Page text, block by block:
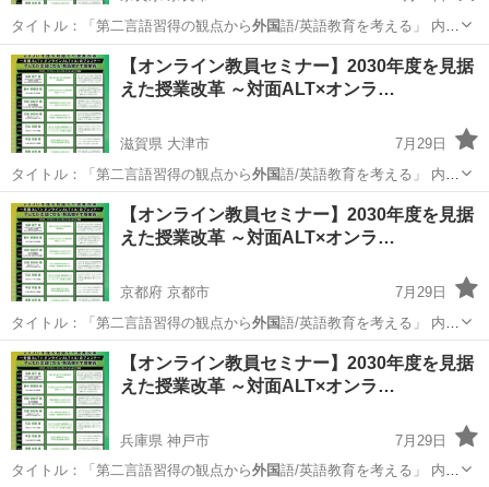
タイトル：「第二言語習得の観点から外国語/英語教育を考える」 内
容：203…
奈良 奈良市 セミナー
【オンライン教員セミナー】2030年度を見据
えた授業改革 ～対面ALT×オンラ…
滋賀県 大津市
7月29日
タイトル：「第二言語習得の観点から外国語/英語教育を考える」 内
容：203…
滋賀 大津市 セミナー オンライン
【オンライン教員セミナー】2030年度を見据
えた授業改革 ～対面ALT×オンラ…
京都府 京都市
7月29日
タイトル：「第二言語習得の観点から外国語/英語教育を考える」 内
容：203…
京都 京都市 セミナー オンライン
【オンライン教員セミナー】2030年度を見据
えた授業改革 ～対面ALT×オンラ…
兵庫県 神戸市
7月29日
タイトル：「第二言語習得の観点から外国語/英語教育を考える」 内